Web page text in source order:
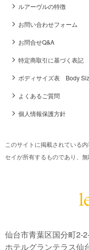
ルアーヴルの特徴
お問い合わせフォーム
お問合せQ&A
特定商取引に基づく表記
ボディサイズ表 Body
よくあるご質問
個人情報保護方針
このサイトに掲載されている
セイが所有するものであり、
仙台市青葉区国分町2-
ホテルグランテラス仙